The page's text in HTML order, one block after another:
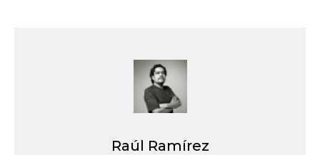
Raúl Ramírez